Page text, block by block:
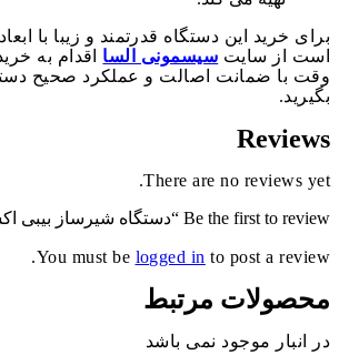
برای خرید این دستگاه قدرتمند و زیبا با
است از سایت سیسمونی السا اقدام به
وقت با ضمانت اصالت و عملکرد صحیح
بگیرید.
Reviews
There are no reviews yet.
Be the first to review “دستگاه شیرساز بیبی اکسو Baby Exo”
You must be logged in to post a review.
محصولات مرتبط
در انبار موجود نمی باشد